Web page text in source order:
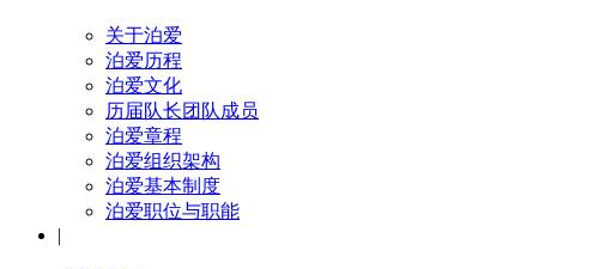
关于泊爱
泊爱历程
泊爱文化
历届队长团队成员
泊爱章程
泊爱组织架构
泊爱基本制度
泊爱职位与职能
|